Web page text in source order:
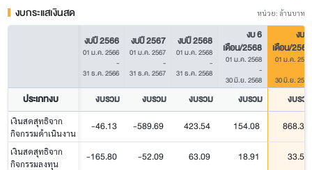
งบกระแสเงินสด หน่วย: ล้านบาท
งบปี 2566
01 ม.ค. 2566
-
31 ธ.ค. 2566
งบปี 2567
01 ม.ค. 2567
-
31 ธ.ค. 2567
งบปี 2568
01 ม.ค. 2568
-
31 ธ.ค. 2568
งบ 6
เดือน/2568
01 ม.ค. 2568
-
30 มิ.ย. 2568
งบ 6
เดือน/2569
01 ม.ค. 2569
30 มิ.ย. 2569
ประเภทงบ งบรวม งบรวม งบรวม งบรวม งบรวม
เงินสดสุทธิจาก
กิจกรรมดำเนินงาน
-46.13 -589.69 423.54 154.08 868.39
เงินสดสุทธิจาก
กิจกรรมลงทุน
-165.80 -52.09 63.09 18.91 33.50